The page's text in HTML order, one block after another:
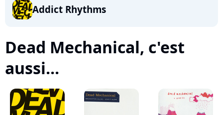
Addict Rhythms
Dead Mechanical, c'est
aussi...